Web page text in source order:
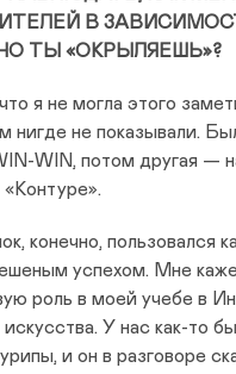
В
ТЫ «ОКРЫЛЯЕШЬ»?
я не могла этого
нигде не показывали.
WIN, потом другая —
«Контуре».
конечно, пользовался
успехом. Мне
роль в моей учебе в
У нас как-то
и он в разговоре